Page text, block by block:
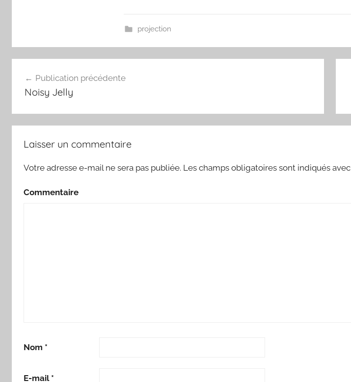
projection
Navigation
de
l’article
Publication précédente
Noisy Jelly
Laisser un commentaire
Votre adresse e-mail ne sera pas publiée. Les champs obligatoires sont indiqués avec
Commentaire
Nom *
E-mail *